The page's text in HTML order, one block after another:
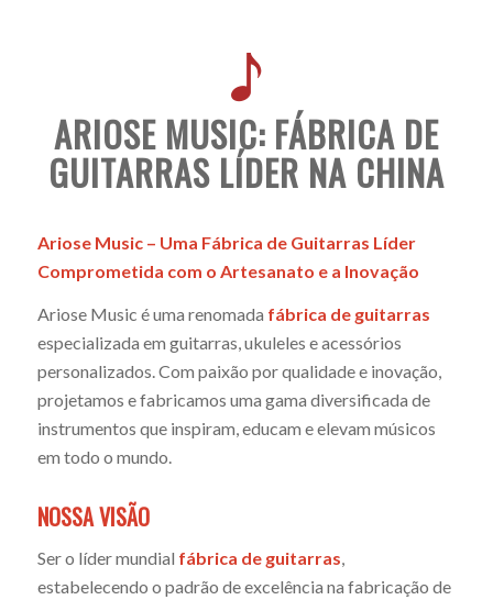
ARIOSE MUSIC: FÁBRICA DE
GUITARRAS LÍDER NA CHINA
Ariose Music – Uma Fábrica de Guitarras Líder
Comprometida com o Artesanato e a Inovação
Ariose Music é uma renomada fábrica de guitarras
especializada em guitarras, ukuleles e acessórios
personalizados. Com paixão por qualidade e inovação,
projetamos e fabricamos uma gama diversificada de
instrumentos que inspiram, educam e elevam músicos
em todo o mundo.
NOSSA VISÃO
Ser o líder mundial fábrica de guitarras
estabelecendo o padrão de excelência na fabricação de